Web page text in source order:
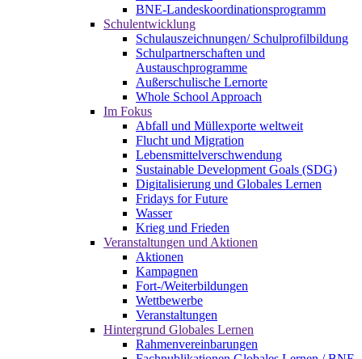
BNE-Landeskoordinationsprogramm
Schulentwicklung
Schulauszeichnungen/ Schulprofilbildung
Schulpartnerschaften und
Austauschprogramme
Außerschulische Lernorte
Whole School Approach
Im Fokus
Abfall und Müllexporte weltweit
Flucht und Migration
Lebensmittelverschwendung
Sustainable Development Goals (SDG)
Digitalisierung und Globales Lernen
Fridays for Future
Wasser
Krieg und Frieden
Veranstaltungen und Aktionen
Aktionen
Kampagnen
Fort-/Weiterbildungen
Wettbewerbe
Veranstaltungen
Hintergrund Globales Lernen
Rahmenvereinbarungen